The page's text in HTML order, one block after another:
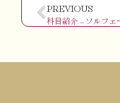
PREVIOUS
科目紹介 – ソルフェ